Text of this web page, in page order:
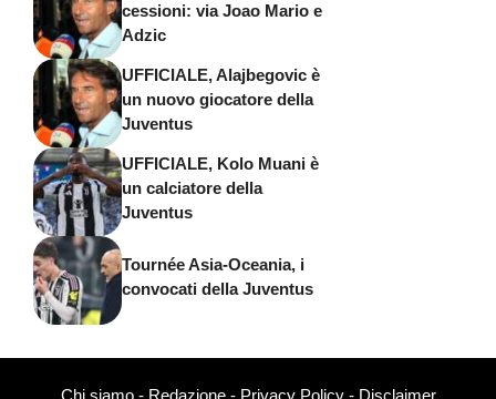
cessioni: via Joao Mario e
Adzic
UFFICIALE, Alajbegovic è
un nuovo giocatore della
Juventus
UFFICIALE, Kolo Muani è
un calciatore della
Juventus
Tournée Asia-Oceania, i
convocati della Juventus
Chi siamo- Redazione- Privacy Policy- Disclaimer